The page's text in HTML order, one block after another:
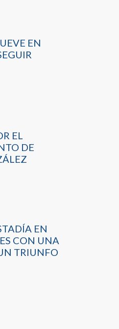
EN
EL
DE
EN
CON UNA
TRIUNFO